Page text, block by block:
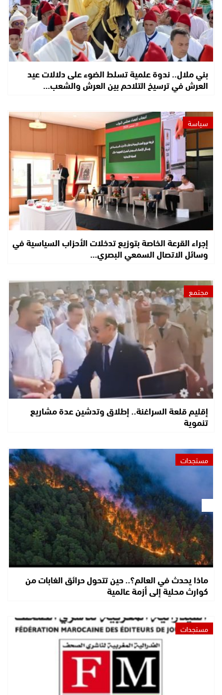
بني ملال.. ندوة علمية تسلط الضوء على دلالات عيد
العرش في ترسيخ التلاحم بين العرش والشعب…
سياسة
إجراء القرعة الخاصة بتوزيع تدخلات الأحزاب السياسية في
وسائل الاتصال السمعي البصري…
مجتمع
إقليم قلعة السراغنة.. إطلاق وتدشين عدة مشاريع
تنموية
مستجدات
ماذا يحدث في العالم؟.. حين تتحول حرائق الغابات من
كوارث محلية إلى أزمة عالمية
مستجدات